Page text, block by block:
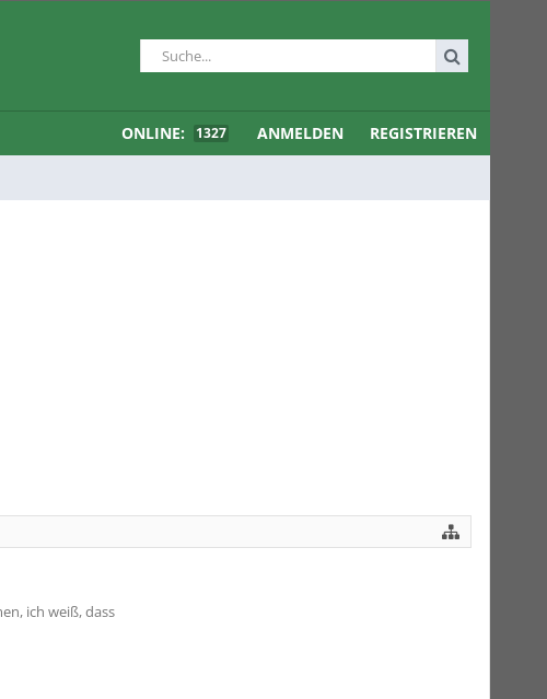
ONLINE: 1327 ANMELDEN REGISTRIEREN
ich weiß, dass